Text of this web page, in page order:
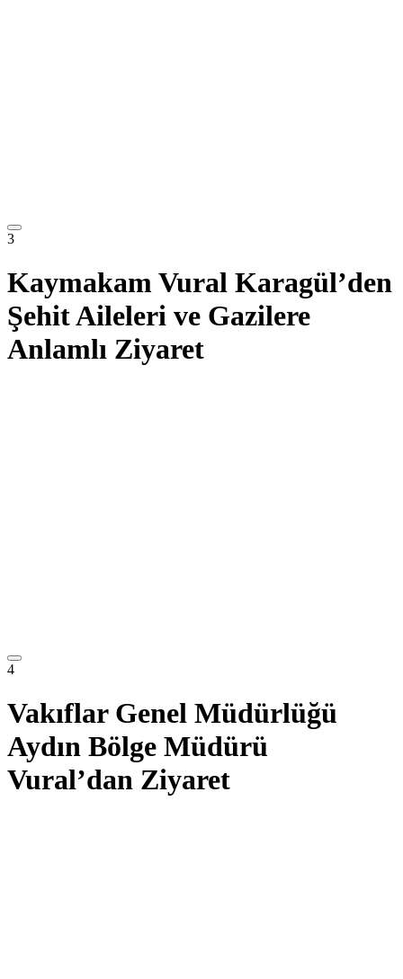
3
Kaymakam Vural Karagül’den
Şehit Aileleri ve Gazilere
Anlamlı Ziyaret
4
Vakıflar Genel Müdürlüğü
Aydın Bölge Müdürü
Vural’dan Ziyaret